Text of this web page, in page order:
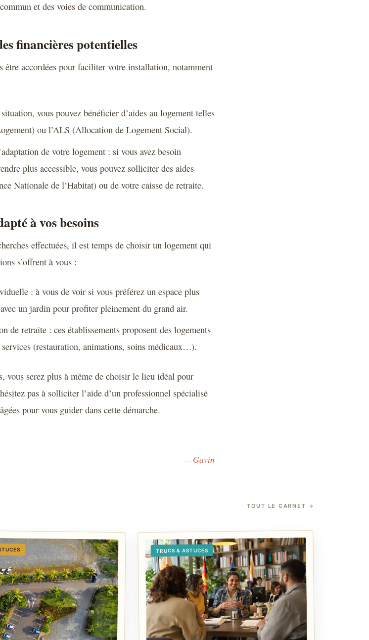
et des voies de communication.
financières potentielles
être accordées pour faciliter votre installation, notamment
vous pouvez bénéficier d’aides au logement telles
ou l’ALS (Allocation de Logement Social).
de votre logement : si vous avez besoin
plus accessible, vous pouvez solliciter des aides
Nationale de l’Habitat) ou de votre caisse de retraite.
à vos besoins
effectuées, il est temps de choisir un logement qui
s’offrent à vous :
: à vous de voir si vous préférez un espace plus
un jardin pour profiter pleinement du grand air.
de retraite : ces établissements proposent des logements
(restauration, animations, soins médicaux…).
vous serez plus à même de choisir le lieu idéal pour
pas à solliciter l’aide d’un professionnel spécialisé
pour vous guider dans cette démarche.
— Gavin
TOUT LE CARNET →
TRUCS & ASTUCES